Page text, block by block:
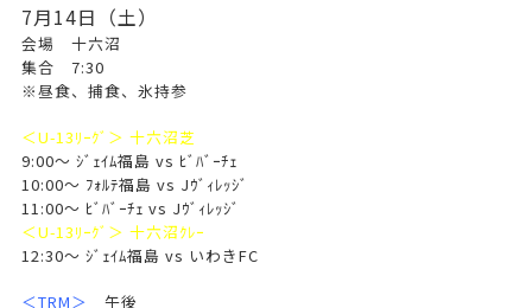
7月14日（土）
会場 十六沼
集合 7:30
※昼食、捕食、氷持参
＜U-13ﾘｰｸﾞ＞ 十六沼芝
9:00～ ｼﾞｪｲﾑ福島 vs ﾋﾞﾊﾞｰﾁｪ
10:00～ ﾌｫﾙﾃ福島 vs Jｳﾞｨﾚｯｼﾞ
11:00～ ﾋﾞﾊﾞｰﾁｪ vs Jｳﾞｨﾚｯｼﾞ
＜U-13ﾘｰｸﾞ＞ 十六沼ｸﾚｰ
12:30～ ｼﾞｪｲﾑ福島 vs いわきFC
＜TRM＞ 午後